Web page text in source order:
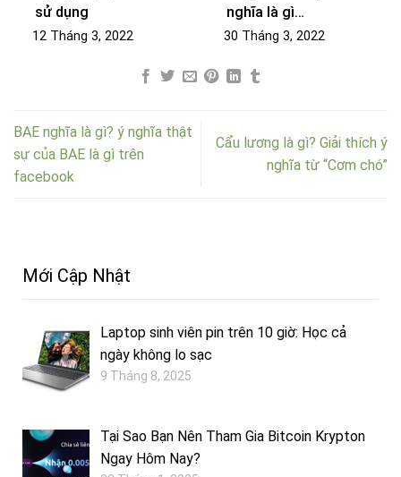
sử dụng
12 Tháng 3, 2022
nghĩa là gì…
30 Tháng 3, 2022
BAE nghĩa là gì? ý nghĩa thật
sự của BAE là gì trên
facebook
Cẩu lương là gì? Giải thích ý
nghĩa từ “Cơm chó”
Mới Cập Nhật
Laptop sinh viên pin trên 10 giờ: Học cả
ngày không lo sạc
9 Tháng 8, 2025
Tại Sao Bạn Nên Tham Gia Bitcoin Krypton
Ngay Hôm Nay?